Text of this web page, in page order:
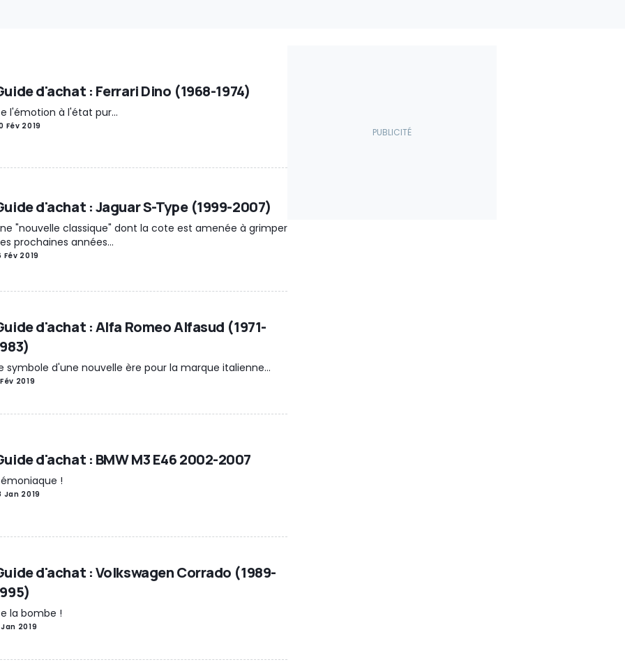
d'achat : Ferrari Dino (1968-1974)
l'émotion à l'état pur...
Fév 2019
d'achat : Jaguar S-Type (1999-2007)
"nouvelle classique" dont la cote est amenée à grimper
prochaines années...
Fév 2019
d'achat : Alfa Romeo Alfasud (1971-
symbole d'une nouvelle ère pour la marque italienne...
2019
d'achat : BMW M3 E46 2002-2007
!
Jan 2019
d'achat : Volkswagen Corrado (1989-
la bombe !
2019